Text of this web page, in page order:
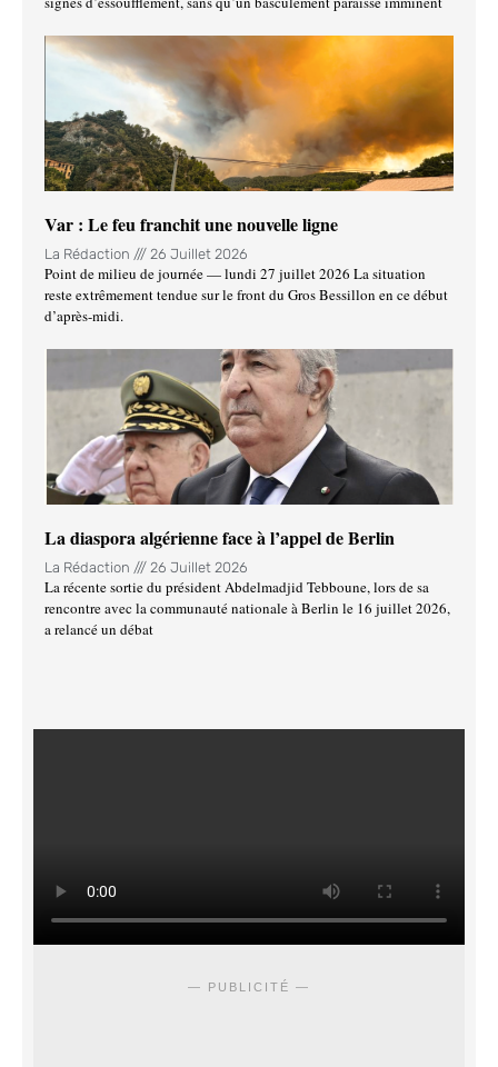
Var : Le feu franchit une nouvelle ligne
La Rédaction 26 Juillet 2026
Point de milieu de journée — lundi 27 juillet 2026 La situation
reste extrêmement tendue sur le front du Gros Bessillon en ce début
d’après-midi.
La diaspora algérienne face à l’appel de Berlin
La Rédaction 26 Juillet 2026
La récente sortie du président Abdelmadjid Tebboune, lors de sa
rencontre avec la communauté nationale à Berlin le 16 juillet 2026,
a relancé un débat
— PUBLICITÉ —